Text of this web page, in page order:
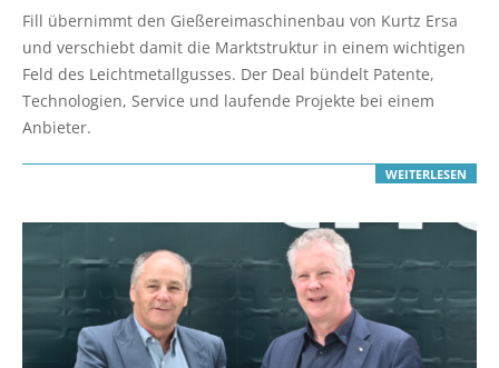
06-
03
Fill übernimmt den Gießereimaschinenbau von Kurtz Ersa
und verschiebt damit die Marktstruktur in einem wichtigen
Feld des Leichtmetallgusses. Der Deal bündelt Patente,
Technologien, Service und laufende Projekte bei einem
Anbieter.
WEITERLESEN